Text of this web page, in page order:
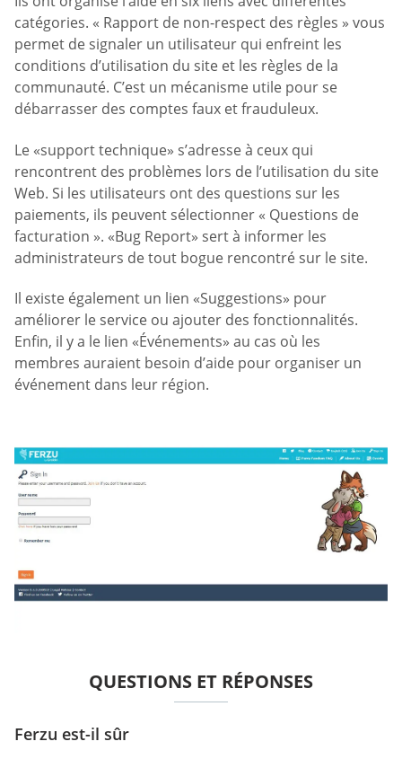
catégories. « Rapport de non-respect des règles » vous
permet de signaler un utilisateur qui enfreint les
conditions d’utilisation du site et les règles de la
communauté. C’est un mécanisme utile pour se
débarrasser des comptes faux et frauduleux.
Le «support technique» s’adresse à ceux qui
rencontrent des problèmes lors de l’utilisation du site
Web. Si les utilisateurs ont des questions sur les
paiements, ils peuvent sélectionner « Questions de
facturation ». «Bug Report» sert à informer les
administrateurs de tout bogue rencontré sur le site.
Il existe également un lien «Suggestions» pour
améliorer le service ou ajouter des fonctionnalités.
Enfin, il y a le lien «Événements» au cas où les
membres auraient besoin d’aide pour organiser un
événement dans leur région.
QUESTIONS ET RÉPONSES
Ferzu est-il sûr